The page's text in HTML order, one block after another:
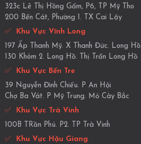
323c Lê Thị Hồng Gấm, P6, TP Mỹ Tho
200 Bến Cát, Phường 1. TX Cai Lậy
✅ Khu Vực Vĩnh Long
197 Ấp Thanh Mỹ. X Thanh Đức. Long Hồ
130 Khóm 2. Long Hồ. Thị Trấn Long Hồ
✅ Khu Vực Bến Tre
39 Nguyễn Đình Chiểu. P An Hội
Chợ Ba Vát. P Mỹ Trung. Mỏ Cày Bắc
✅ Khu Vực Trà Vinh
100B TRần Phú. P2. TP Trà Vinh
✅ Khu Vực Hậu Giang